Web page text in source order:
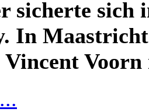
sicherte sich
In Maastricht
Vincent